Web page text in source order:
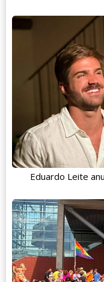
Eduardo Leite